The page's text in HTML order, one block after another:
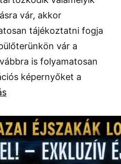
vár, akkor
tájékoztatni fogja
vár a
is folyamatosan
képernyőket a